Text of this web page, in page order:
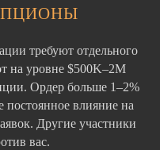
требуют отдельного
на уровне $500K–2M
Ордер больше 1–2%
постоянное влияние на
Другие участники
вас.